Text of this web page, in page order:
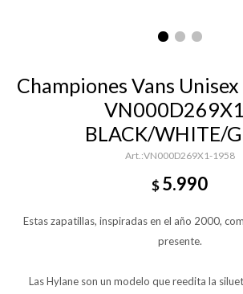
Championes Vans
BLACK/WHITE/
VN000D269X1-1958
$5.990
Estas zapatillas, inspiradas en el año 2000,
presente.
Las Hylane son un modelo que reedita la